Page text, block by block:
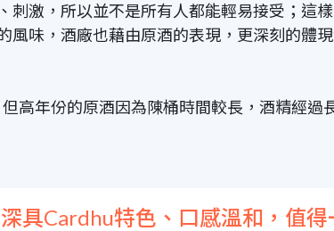
刺激，所以並不是所有人都能輕易接受；這
風味，酒廠也藉由原酒的表現，更深刻的體
高年份的原酒因為陳桶時間較長，酒精經過
深具Cardhu特色、口感溫和，值得